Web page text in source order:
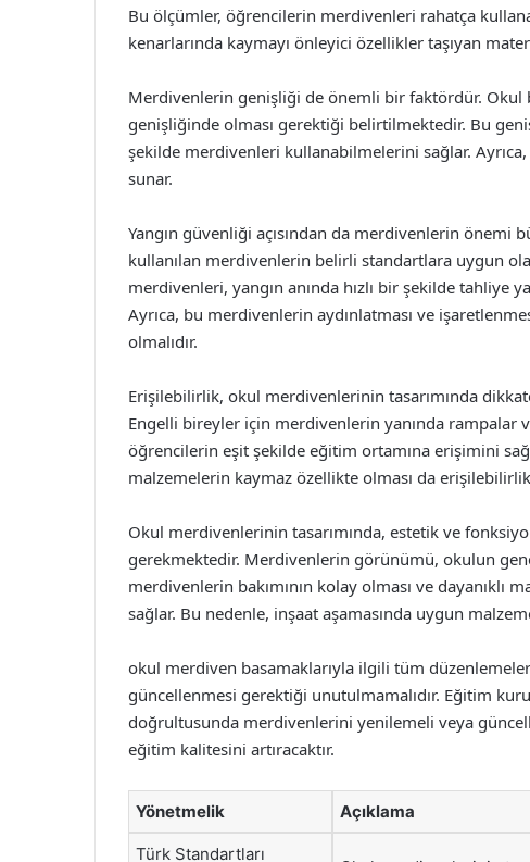
Bu ölçümler, öğrencilerin merdivenleri rahatça
kenarlarında kaymayı önleyici özellikler taşıyan
Merdivenlerin genişliği de önemli bir faktördür. Okul
genişliğinde olması gerektiği belirtilmektedir. Bu
şekilde merdivenleri kullanabilmelerini sağlar.
sunar.
Yangın güvenliği açısından da merdivenlerin önemi
kullanılan merdivenlerin belirli standartlara uygun
merdivenleri, yangın anında hızlı bir şekilde tahliye
Ayrıca, bu merdivenlerin aydınlatması ve
olmalıdır.
Erişilebilirlik, okul merdivenlerinin tasarımında
Engelli bireyler için merdivenlerin yanında rampalar
öğrencilerin eşit şekilde eğitim ortamına erişimini
malzemelerin kaymaz özellikte olması da
Okul merdivenlerinin tasarımında, estetik ve
gerekmektedir. Merdivenlerin görünümü, okulun
merdivenlerin bakımının kolay olması ve dayanıklı
sağlar. Bu nedenle, inşaat aşamasında uygun
okul merdiven basamaklarıyla ilgili tüm
güncellenmesi gerektiği unutulmamalıdır. Eğitim
doğrultusunda merdivenlerini yenilemeli veya
eğitim kalitesini artıracaktır.
Yönetmelik Açıklama
Türk Standartları